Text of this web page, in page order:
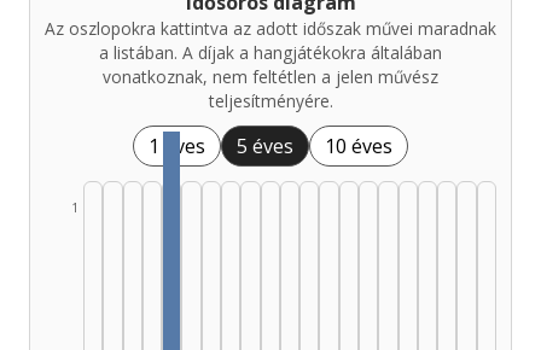
Az oszlopokra kattintva az adott időszak művei maradnak
a listában. A díjak a hangjátékokra általában
vonatkoznak, nem feltétlen a jelen művész
teljesítményére.
1 éves 5 éves 10 éves
1